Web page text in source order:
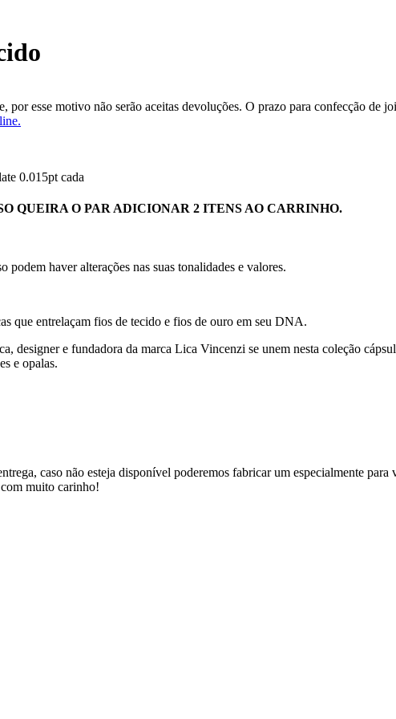
por esse motivo não serão aceitas devoluções. O prazo para confecção de
0.015pt cada
QUEIRA O PAR ADICIONAR 2 ITENS AO CARRINHO.
podem haver alterações nas suas tonalidades e valores.
que entrelaçam fios de tecido e fios de ouro em seu DNA.
designer e fundadora da marca Lica Vincenzi se unem nesta coleção
e opalas.
caso não esteja disponível poderemos fabricar um especialmente
muito carinho!